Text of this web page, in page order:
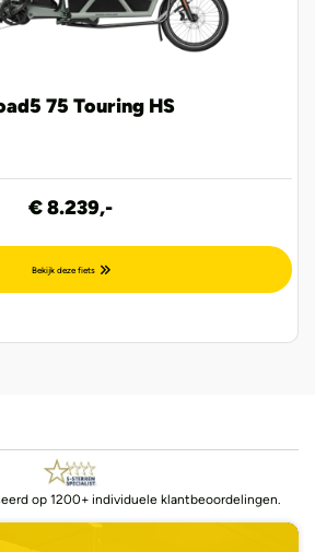
75 Touring HS
€ 8.239,-
Bekijk deze fiets
op 1200+ individuele klantbeoordelingen.